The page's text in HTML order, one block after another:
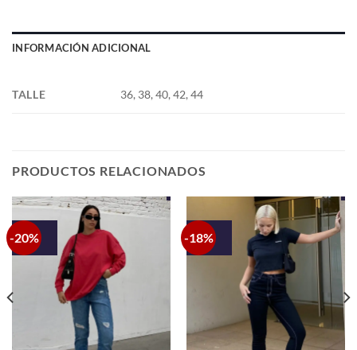
INFORMACIÓN ADICIONAL
TALLE 36, 38, 40, 42, 44
PRODUCTOS RELACIONADOS
-20% -18%